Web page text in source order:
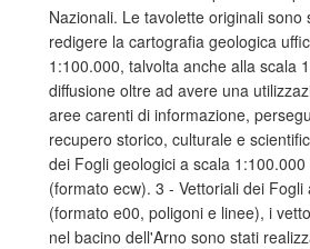
Nazionali. Le tavolette originali sono
redigere la cartografia geologica
1:100.000, talvolta anche alla scala
diffusione oltre ad avere una
aree carenti di informazione,
recupero storico, culturale e
dei Fogli geologici a scala
(formato ecw). 3 - Vettoriali dei Fogli
(formato e00, poligoni e linee), i
nel bacino dell'Arno sono stati